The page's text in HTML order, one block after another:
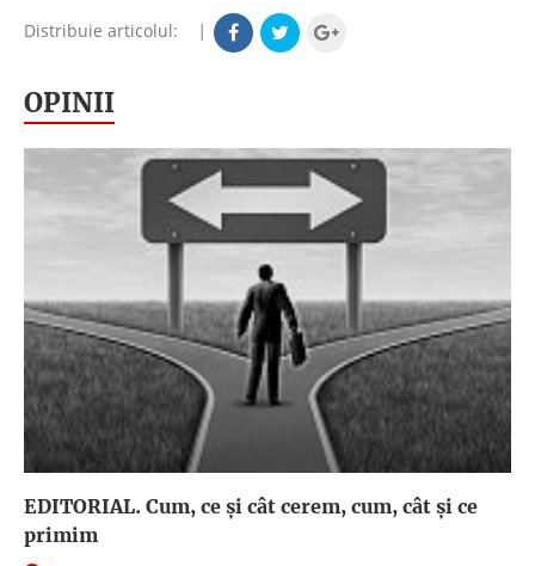
Distribuie articolul: |
OPINII
EDITORIAL. Cum, ce şi cât cerem, cum, cât şi ce
primim